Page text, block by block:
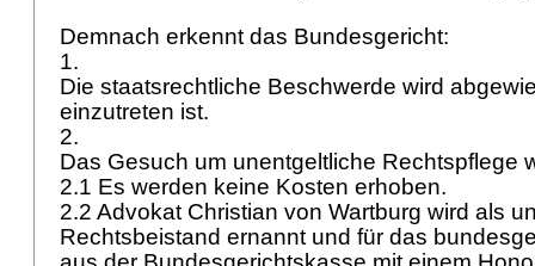
Demnach erkennt das Bundesgericht:
1.
Die staatsrechtliche Beschwerde wird
einzutreten ist.
2.
Das Gesuch um unentgeltliche Rechtspflege
2.1 Es werden keine Kosten erhoben.
2.2 Advokat Christian von Wartburg wird als
Rechtsbeistand ernannt und für das